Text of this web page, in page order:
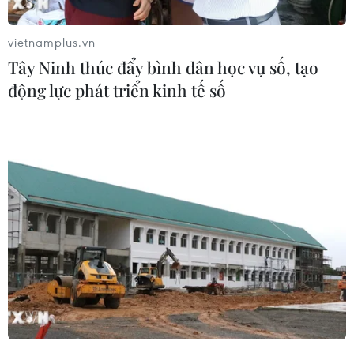
vietnamplus.vn
Tây Ninh thúc đẩy bình dân học vụ số, tạo
động lực phát triển kinh tế số